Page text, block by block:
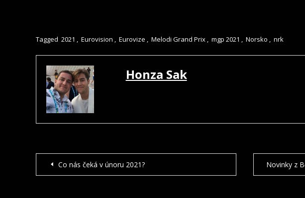
Tagged 2021 , Eurovision , Eurovize , Melodi Grand Prix , mgp 2021 , Norsko , nrk
Honza Sak
NAVIGACE
Co nás čeká v únoru 2021?